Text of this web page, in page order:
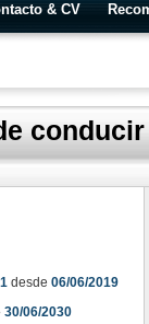
& CV
desde 06/06/2019
30/06/2030